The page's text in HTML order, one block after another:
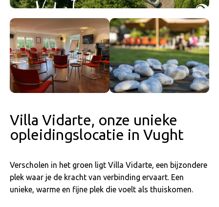
Villa Vidarte, onze unieke
opleidingslocatie in Vught
Verscholen in het groen ligt Villa Vidarte, een bijzondere
plek waar je de kracht van verbinding ervaart. Een
unieke, warme en fijne plek die voelt als thuiskomen.